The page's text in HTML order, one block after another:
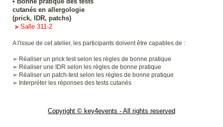
cutanés en allergologie
(prick, IDR, patchs)
Salle 311-2
A l'issue de cet atelier, les participants doivent être capables de :
➢ Réaliser un prick test selon les règles de bonne pratique
➢ Réaliser une IDR selon les règles de bonne pratique
➢ Réaliser un patch-test selon les règles de bonne pratique
➢ Interpréter les réponses des tests cutanés
Copyright © key4events - All rights reserved